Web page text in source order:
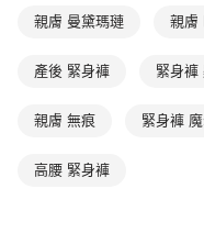
【「AFTEE先享後付」結帳流
１．於結帳方式選擇「
２．訂單成立數日內，您將
ATM／網路銀行／等多元方
※ 請注意：結帳手續完成當
後付繳納相關費用。
每筆NT$90，滿NT$888(含
每筆NT$90，滿NT$888(
萊爾富取貨付款
親膚 曼黛瑪璉 親膚
產後 緊身褲 緊身褲
親膚 無痕 緊身褲
高腰 緊身褲